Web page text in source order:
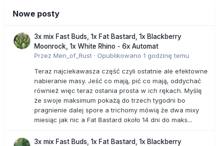
Nowe posty
3x mix Fast Buds, 1x Fat Bastard, 1x Blackberry
Moonrock, 1x White Rhino - 6x Automat
Przez Men_of_Rust · Opublikowano 1 godzinę temu
Teraz najciekawasza część czyli ostatnie ale efektowne
nabieranie masy. Jeść co mają, pić co mają, oddychać
również więc teraz ostania prosta w ich rękach. Myślę
że swoje maksimum pokażą do trzech tygodni bo
pragnienie dalej spore a trichomy mówią że dwa mixy
miesiąc jak nic a Fat Bastard około 14 dni do maks...
3x mix Fast Buds, 1x Fat Bastard, 1x Blackberry